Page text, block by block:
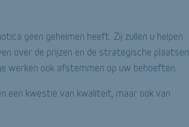
geen geheimen heeft. Zij zullen u helpen
over de prijzen en de strategische plaatsen
werken ook afstemmen op uw behoeften.
een kwestie van kwaliteit, maar ook van